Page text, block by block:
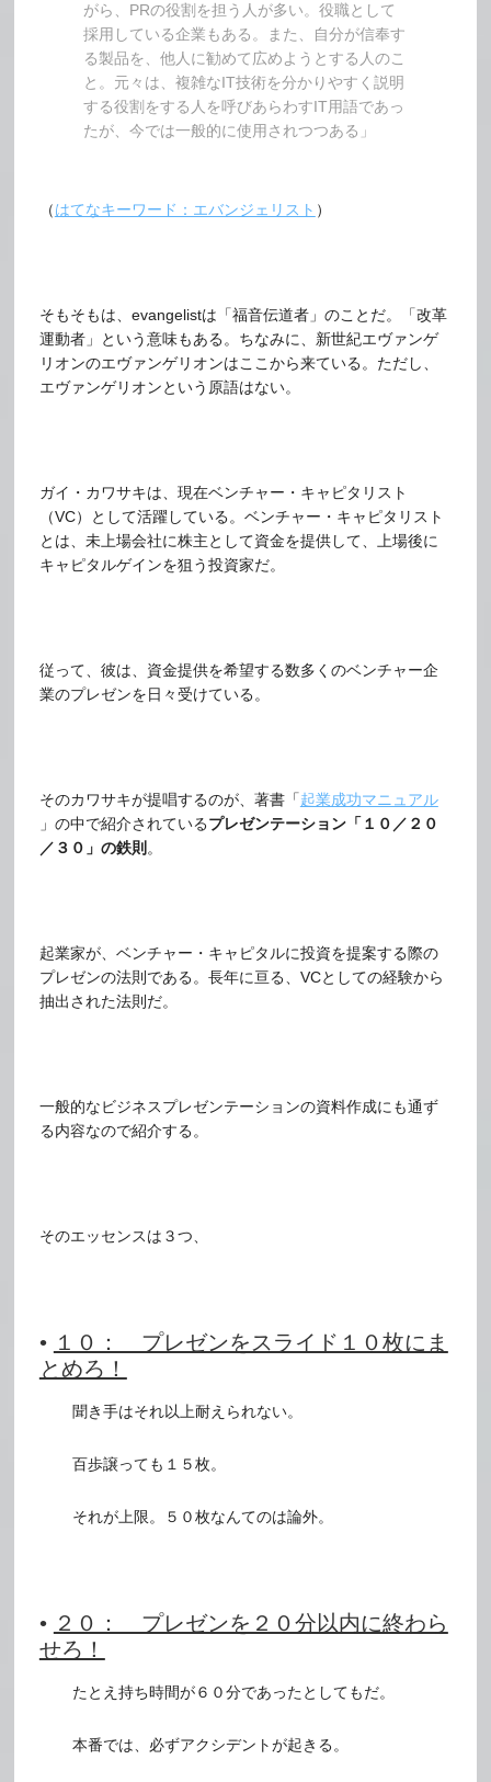
がら、PRの役割を担う人が多い。役職として
採用している企業もある。また、自分が信奉す
る製品を、他人に勧めて広めようとする人のこ
と。元々は、複雑なIT技術を分かりやすく説明
する役割をする人を呼びあらわすIT用語であっ
たが、今では一般的に使用されつつある」
（はてなキーワード：エバンジェリスト ）
そもそもは、evangelistは「福音伝道者」のことだ。「改革
運動者」という意味もある。ちなみに、新世紀エヴァンゲ
リオンのエヴァンゲリオンはここから来ている。ただし、
エヴァンゲリオンという原語はない。
ガイ・カワサキは、現在ベンチャー・キャピタリスト
（VC）として活躍している。ベンチャー・キャピタリスト
とは、未上場会社に株主として資金を提供して、上場後に
キャピタルゲインを狙う投資家だ。
従って、彼は、資金提供を希望する数多くのベンチャー企
業のプレゼンを日々受けている。
そのカワサキが提唱するのが、著書「起業成功マニュアル
」の中で紹介されているプレゼンテーション「１０／２０
／３０」の鉄則 。
起業家が、ベンチャー・キャピタルに投資を提案する際の
プレゼンの法則である。長年に亘る、VCとしての経験から
抽出された法則だ。
一般的なビジネスプレゼンテーションの資料作成にも通ず
る内容なので紹介する。
そのエッセンスは３つ、
• １０： プレゼンをスライド１０枚にま
とめろ！
聞き手はそれ以上耐えられない。
百歩譲っても１５枚。
それが上限。５０枚なんてのは論外。
• ２０： プレゼンを２０分以内に終わら
せろ！
たとえ持ち時間が６０分であったとしてもだ。
本番では、必ずアクシデントが起きる。